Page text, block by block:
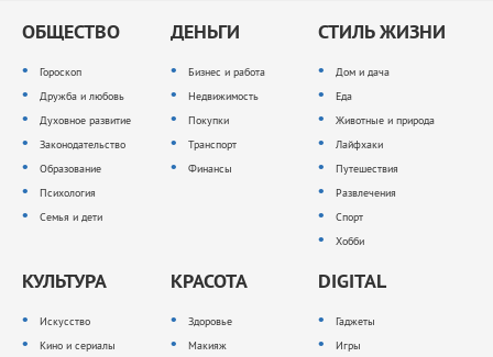
ОБЩЕСТВО
Гороскоп
Дружба и любовь
Духовное развитие
Законодательство
Образование
Психология
Семья и дети
ДЕНЬГИ
Бизнес и работа
Недвижимость
Покупки
Транспорт
Финансы
СТИЛЬ ЖИЗНИ
Дом и дача
Еда
Животные и природа
Лайфхаки
Путешествия
Развлечения
Спорт
Хобби
КУЛЬТУРА
Искусство
Кино и сериалы
КРАСОТА
Здоровье
Макияж
DIGITAL
Гаджеты
Игры